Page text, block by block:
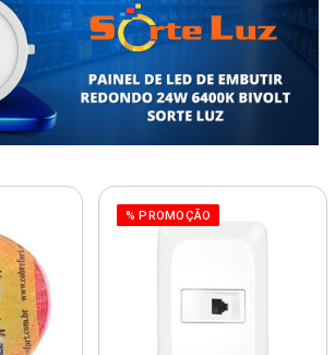
% PROMOÇÃO